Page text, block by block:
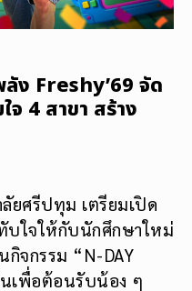
ง Freshy’69 จัด
4 สาขา สร้าง
ยศรีปทุม เตรียมเปิด
บใจให้กับนักศึกษาใหม่
กิจกรรม “N-DAY
เพื่อต้อนรับน้อง ๆ